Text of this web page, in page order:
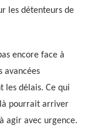
les détenteurs de
encore face à
avancées
les délais. Ce qui
pourrait arriver
agir avec urgence.